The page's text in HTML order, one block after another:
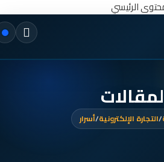
الرئيسي
/التجارة الإلكترونية/أسرار